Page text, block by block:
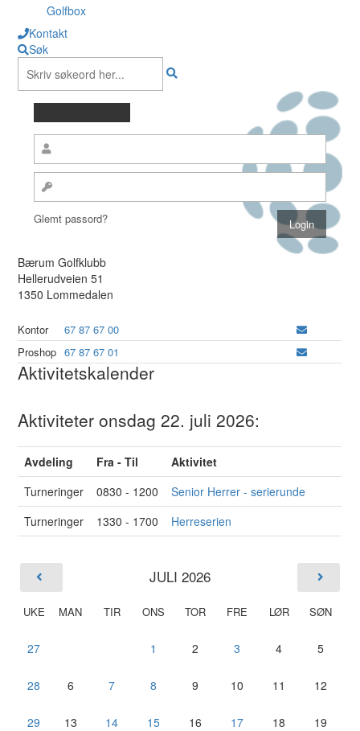
Golfbox
Kontakt
Søk
Glemt passord?
Bærum Golfklubb
Hellerudveien 51
1350 Lommedalen
Kontor
67 87 67 00
Proshop 67 87 67 01
Aktivitetskalender
Aktiviteter onsdag 22. juli 2026:
Avdeling Fra - Til
Aktivitet
Turneringer
0830 - 1200
Senior Herrer - serierunde
Turneringer
1330 - 1700 Herreserien
JULI 2026
UKE MAN TIR ONS TOR FRE LØR SØN
27 1 2 3 4 5
28 6 7 8 9 10 11 12
29 13 14 15 16 17 18 19